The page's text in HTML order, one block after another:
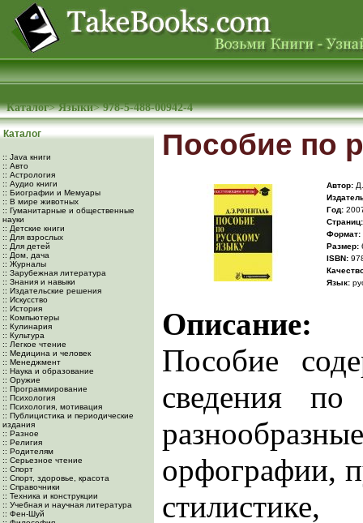
Каталог>Языки>978-5-488-00942-4
Каталог
:: Java книги
:: Авто
:: Астрология
:: Аудио книги
:: Биографии и Мемуары
:: В мире животных
:: Гуманитарные и общественные
науки
:: Детские книги
:: Для взрослых
:: Для детей
:: Дом, дача
:: Журналы
:: Зарубежная литература
:: Знания и навыки
:: Издательские решения
:: Искусство
:: История
:: Компьютеры
:: Кулинария
:: Культура
:: Легкое чтение
:: Медицина и человек
:: Менеджмент
:: Наука и образование
:: Оружие
:: Программирование
:: Психология
:: Психология, мотивация
:: Публицистика и периодические
издания
:: Разное
:: Религия
:: Родителям
:: Серьезное чтение
:: Спорт
:: Спорт, здоровье, красота
:: Справочники
:: Техника и конструкции
:: Учебная и научная литература
:: Фен-Шуй
Пособие по
Автор:
Год:
Cтраниц:
Формат:
Размер:
ISBN:
Язык:
Описание:
Пособие
сведения
орфографии,